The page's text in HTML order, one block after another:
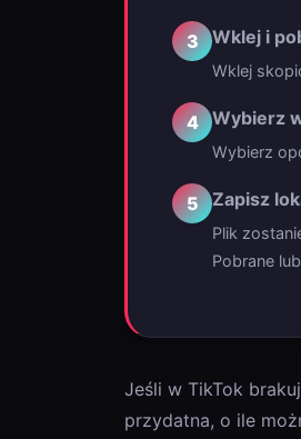
3 Wklej i
Wklej
4 Wybierz
Wybierz
5 Zapisz
Plik
Pobrane
Jeśli w TikTok
przydatna, o ile